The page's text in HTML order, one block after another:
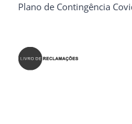
Plano de Contingência